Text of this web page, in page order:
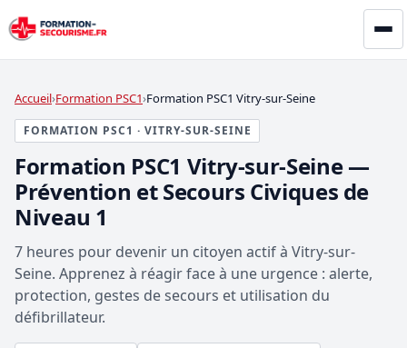
Accueil Formation PSC1 Formation PSC1 Vitry-sur-Seine
FORMATION PSC1 · VITRY-SUR-SEINE
Formation PSC1 Vitry-sur-Seine —
Prévention et Secours Civiques de
Niveau 1
7 heures pour devenir un citoyen actif à Vitry-sur-
Seine. Apprenez à réagir face à une urgence : alerte,
protection, gestes de secours et utilisation du
défibrillateur.